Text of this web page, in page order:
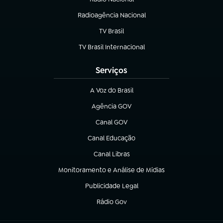
Radioagência Nacional
(abre em nova aba)
TV Brasil
(abre em nova aba)
TV Brasil Internacional
(abre em nova aba)
Serviços
A Voz do Brasil
(abre em nova aba)
Agência GOV
(abre em nova aba)
Canal GOV
(abre em nova aba)
Canal Educação
(abre em nova aba)
Canal Libras
(abre em nova aba)
Monitoramento e Análise de Mídias
(abre em nova aba)
Publicidade Legal
(abre em nova aba)
Rádio Gov
(abre em nova aba)